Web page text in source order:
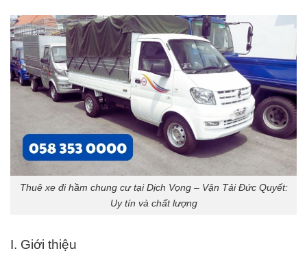
Thuê xe đi hầm chung cư tại Dịch Vọng – Vận Tải Đức Quyết:
Uy tín và chất lượng
I. Giới thiệu